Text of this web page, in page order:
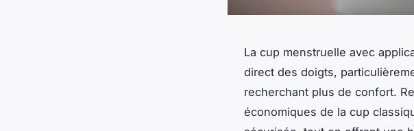
La cup menstruelle avec
direct des doigts,
recherchant plus de confort.
économiques de la cup